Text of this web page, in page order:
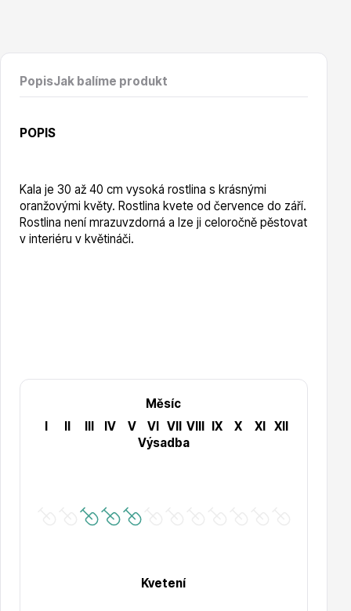
Azalky a rododendrony
PopisJak balíme produkt
POPIS
Kala je 30 až 40 cm vysoká rostlina s krásnými
oranžovými květy. Rostlina kvete od července do září.
Rostlina není mrazuvzdorná a lze ji celoročně pěstovat
v interiéru v květináči.
Měsíc
I
II III IV V VI VII VIII IX X XI
XII
Výsadba
Kvetení